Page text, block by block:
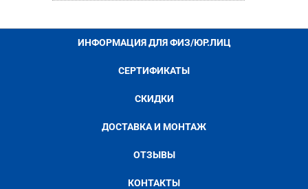
ИНФОРМАЦИЯ ДЛЯ ФИЗ/ЮР.ЛИЦ
СЕРТИФИКАТЫ
СКИДКИ
ДОСТАВКА И МОНТАЖ
ОТЗЫВЫ
КОНТАКТЫ